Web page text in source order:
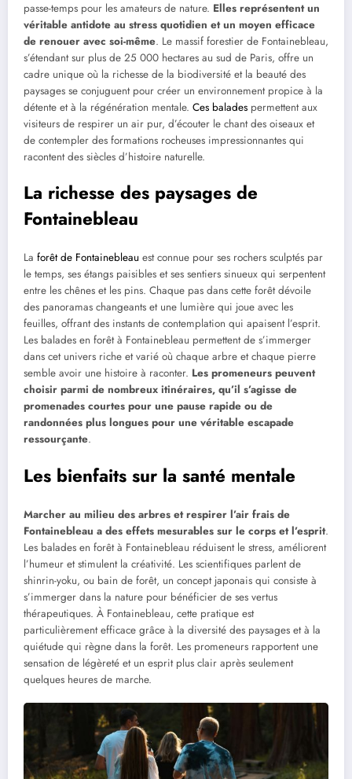
passe-temps pour les amateurs de nature. Elles représentent un
véritable antidote au stress quotidien et un moyen efficace
de renouer avec soi-même. Le massif forestier de Fontainebleau,
s’étendant sur plus de 25 000 hectares au sud de Paris, offre un
cadre unique où la richesse de la biodiversité et la beauté des
paysages se conjuguent pour créer un environnement propice à la
détente et à la régénération mentale. Ces balades permettent aux
visiteurs de respirer un air pur, d’écouter le chant des oiseaux et
de contempler des formations rocheuses impressionnantes qui
racontent des siècles d’histoire naturelle.
La richesse des paysages de
Fontainebleau
La forêt de Fontainebleau est connue pour ses rochers sculptés par
le temps, ses étangs paisibles et ses sentiers sinueux qui serpentent
entre les chênes et les pins. Chaque pas dans cette forêt dévoile
des panoramas changeants et une lumière qui joue avec les
feuilles, offrant des instants de contemplation qui apaisent l’esprit.
Les balades en forêt à Fontainebleau permettent de s’immerger
dans cet univers riche et varié où chaque arbre et chaque pierre
semble avoir une histoire à raconter. Les promeneurs peuvent
choisir parmi de nombreux itinéraires, qu’il s’agisse de
promenades courtes pour une pause rapide ou de
randonnées plus longues pour une véritable escapade
ressourçante.
Les bienfaits sur la santé mentale
Marcher au milieu des arbres et respirer l’air frais de
Fontainebleau a des effets mesurables sur le corps et l’esprit.
Les balades en forêt à Fontainebleau réduisent le stress, améliorent
l’humeur et stimulent la créativité. Les scientifiques parlent de
shinrin-yoku, ou bain de forêt, un concept japonais qui consiste à
s’immerger dans la nature pour bénéficier de ses vertus
thérapeutiques. À Fontainebleau, cette pratique est
particulièrement efficace grâce à la diversité des paysages et à la
quiétude qui règne dans la forêt. Les promeneurs rapportent une
sensation de légèreté et un esprit plus clair après seulement
quelques heures de marche.